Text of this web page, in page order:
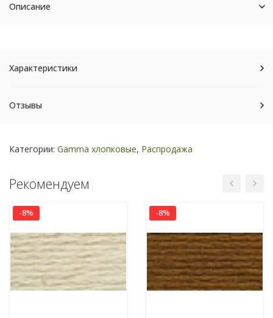
Описание
Характеристики
Отзывы
Категории: Gamma хлопковые, Распродажа
Рекомендуем
-8% -8%